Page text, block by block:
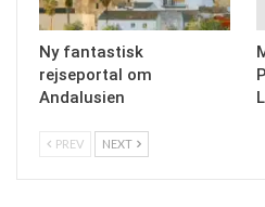
Ny fantastisk
rejseportal om
Andalusien
PREV NEXT